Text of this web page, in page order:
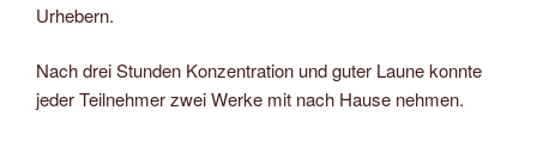
Urhebern.
Nach drei Stunden Konzentration und guter Laune konnte
jeder Teilnehmer zwei Werke mit nach Hause nehmen.